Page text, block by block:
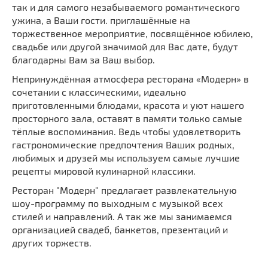
так и для самого незабываемого романтического
ужина, а Ваши гости. приглашённые на
торжественное мероприятие, посвящённое юбилею,
свадьбе или другой значимой для Вас дате, будут
благодарны Вам за Ваш выбор.
Непринуждённая атмосфера ресторана «Модерн» в
сочетании с классическими, идеально
приготовленными блюдами, красота и уют нашего
просторного зала, оставят в памяти только самые
тёплые воспоминания. Ведь чтобы удовлетворить
гастрономические предпочтения Ваших родных,
любимых и друзей мы используем самые лучшие
рецепты мировой кулинарной классики.
Ресторан "Модерн" предлагает развлекательную
шоу-программу по выходным с музыкой всех
стилей и направлений. А так же мы занимаемся
организацией свадеб, банкетов, презентаций и
других торжеств.